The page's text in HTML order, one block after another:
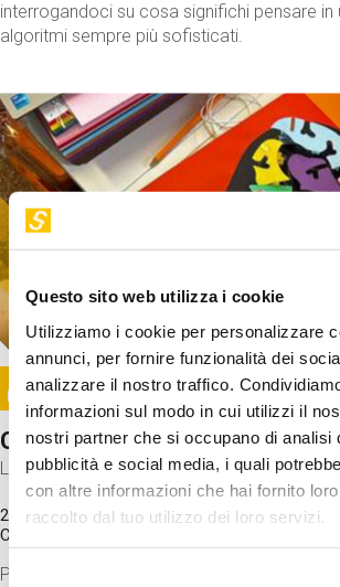
Questo sito web utilizza i cookie
Utilizziamo i cookie per personalizzare
annunci, per fornire funzionalità dei
analizzare il nostro traffico.
informazioni sul modo in cui utilizzi il
nostri partner che si occupano di analisi
pubblicità e social media, i quali
con altre informazioni che hai fornito
raccolto dal tuo utilizzo dei loro servizi.
Selezione
interrogandoci su cosa significhi pensare in
algoritmi sempre più sofisticati.
Image
SUNDAY@STEP
Come funziona il cervello?
Laboratorio
20 Set 2026 / 11:15 - 13:00
Costo
Proveremo a costruire un cervello in